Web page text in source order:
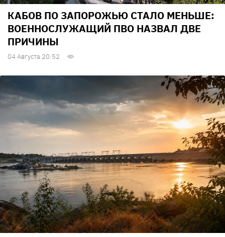
КАБОВ ПО ЗАПОРОЖЬЮ СТАЛО МЕНЬШЕ:
ВОЕННОСЛУЖАЩИЙ ПВО НАЗВАЛ ДВЕ
ПРИЧИНЫ
04 Августа 20:52